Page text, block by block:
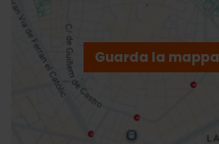
Guarda la mappa